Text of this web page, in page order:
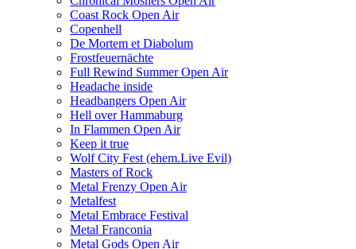
Coast Rock Open Air
Copenhell
De Mortem et Diabolum
Frostfeuernächte
Full Rewind Summer Open Air
Headache inside
Headbangers Open Air
Hell over Hammaburg
In Flammen Open Air
Keep it true
Wolf City Fest (ehem.Live Evil)
Masters of Rock
Metal Frenzy Open Air
Metalfest
Metal Embrace Festival
Metal Franconia
Metal Gods Open Air